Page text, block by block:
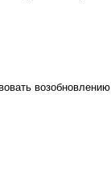
возобновлению